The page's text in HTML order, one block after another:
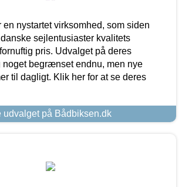
en nystartet virksomhed, som siden
sejlentusiaster kvalitets
pris. Udvalget på deres
noget begrænset endnu, men nye
til dagligt. Klik her for at se deres
udvalget på Bådbiksen.dk